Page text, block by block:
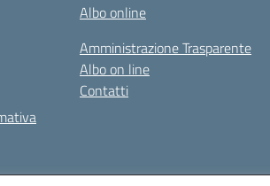
Albo online
Amministrazione Trasparente
Albo on line
Contatti